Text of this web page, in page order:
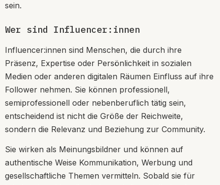
sein.
Wer sind Influencer:innen
Influencer:innen sind Menschen, die durch ihre
Präsenz, Expertise oder Persönlichkeit in sozialen
Medien oder anderen digitalen Räumen Einfluss auf ihre
Follower nehmen. Sie können professionell,
semiprofessionell oder nebenberuflich tätig sein,
entscheidend ist nicht die Größe der Reichweite,
sondern die Relevanz und Beziehung zur Community.
Sie wirken als Meinungsbildner und können auf
authentische Weise Kommunikation, Werbung und
gesellschaftliche Themen vermitteln. Sobald sie für